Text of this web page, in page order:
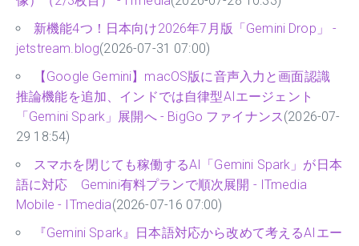
新機能4つ！日本向け2026年7月版「Gemini Drop」 -
jetstream.blog(2026-07-31 07:00)
【Google Gemini】macOS版に音声入力と画面認識
推論機能を追加、インドでは自律型AIエージェント
「Gemini Spark」展開へ - BigGo ファイナンス(2026-07-
29 18:54)
スマホを閉じても稼働するAI「Gemini Spark」が日本
語に対応 Gemini有料プランで順次展開 - ITmedia
Mobile - ITmedia(2026-07-16 07:00)
『Gemini Spark』日本語対応から改めて考えるAIエー